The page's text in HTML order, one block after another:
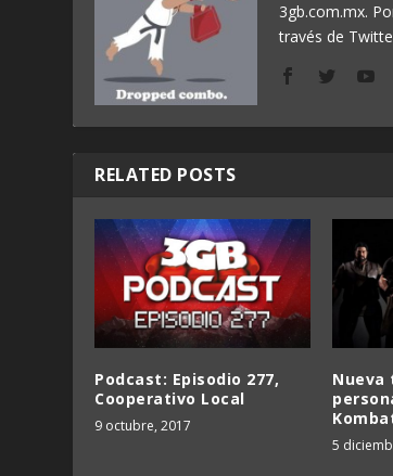
3gb.com.mx.
través de
RELATED POSTS
Podcast: Episodio 277,
Cooperativo Local
9 octubre, 2017
Nueva
5